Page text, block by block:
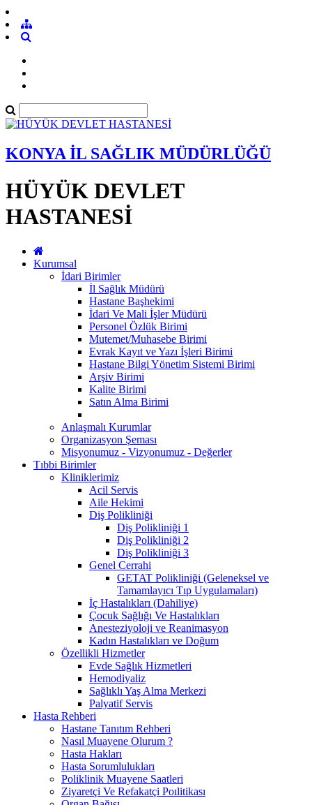
KONYA İL SAĞLIK MÜDÜRLÜĞÜ
HÜYÜK DEVLET
HASTANESİ
Kurumsal
İdari Birimler
İl Sağlık Müdürü
Hastane Başhekimi
İdari Ve Mali İşler Müdürü
Personel Özlük Birimi
Mutemet/Muhasebe Birimi
Evrak Kayıt ve Yazı İşleri Birimi
Hastane Bilgi Yönetim Sistemi Birimi
Arşiv Birimi
Kalite Birimi
Satın Alma Birimi
Anlaşmalı Kurumlar
Organizasyon Şeması
Misyonumuz - Vizyonumuz - Değerler
Tıbbi Birimler
Kliniklerimiz
Acil Servis
Aile Hekimi
Diş Polikliniği
Diş Polikliniği 1
Diş Polikliniği 2
Diş Polikliniği 3
Genel Cerrahi
GETAT Polikliniği (Geleneksel ve
Tamamlayıcı Tıp Uygulamaları)
İç Hastalıkları (Dahiliye)
Çocuk Sağlığı Ve Hastalıkları
Anesteziyoloji ve Reanimasyon
Kadın Hastalıkları ve Doğum
Özellikli Hizmetler
Evde Sağlık Hizmetleri
Hemodiyaliz
Sağlıklı Yaş Alma Merkezi
Palyatif Servis
Hasta Rehberi
Hastane Tanıtım Rehberi
Nasıl Muayene Olurum ?
Hasta Hakları
Hasta Sorumlulukları
Poliklinik Muayene Saatleri
Ziyaretçi Ve Refakatçi Poılitikası